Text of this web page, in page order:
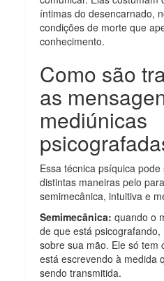
íntimas do desencarnado,
condições de morte que
conhecimento.
Como são
as
mediúnicas
Essa técnica psíquica
distintas maneiras pelo
semimecânica, intuitiva e
Semimecânica: quando o
de que está
sobre sua mão. Ele só tem
está escrevendo à medida
sendo transmitida.